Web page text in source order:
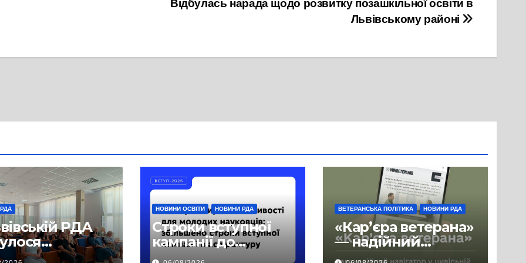
Відбулась нарада щодо розвитку позашкільної освіти в
Львівському районі
РДА
НОВИНИ ОСВІТИ НОВИНИ РДА
Строки вступної
кампанії до
аспірантури буде
ВЕТЕРАНСЬКА ПОЛІТИКА НОВИНИ РДА
«Кар’єра ветерана»
— надійний
навігатор у